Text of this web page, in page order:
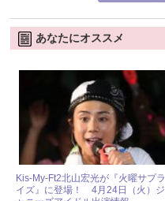
あなたにオススメ
Kis-My-Ft2北山宏光が『火曜サプラ
イズ』に登場！ 4月24日（火）ジ